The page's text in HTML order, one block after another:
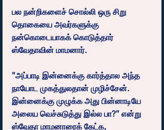
பல நன்றிகளைச் சொல்லி ஒரு சிறு
தொகையை அவர்களுக்கு
நன்கொடையாகக் கொடுத்தார்
ஸ்வேதாவின் மாமனார்.
"அப்பாடி இன்னைக்கு கார்த்தால அந்த
நாயோட முகத்துலதான் முழிச்சேன்.
இன்னைக்கு முழுக்க அது பின்னாடியே
அலைய வெச்சுடுத்து இல்ல பா?" என்று
ஸ்வேதா மாமனாரைக் கேட்க,